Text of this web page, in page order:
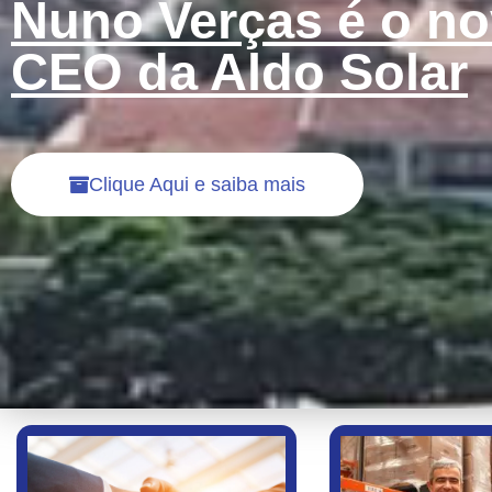
Nuno Verças é o
CEO da Aldo Solar
Clique Aqui e saiba mais